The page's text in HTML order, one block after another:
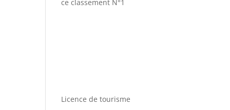
ce classement N°1
Licence de tourisme